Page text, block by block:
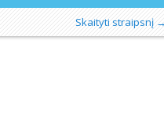
Skaityti straipsnį